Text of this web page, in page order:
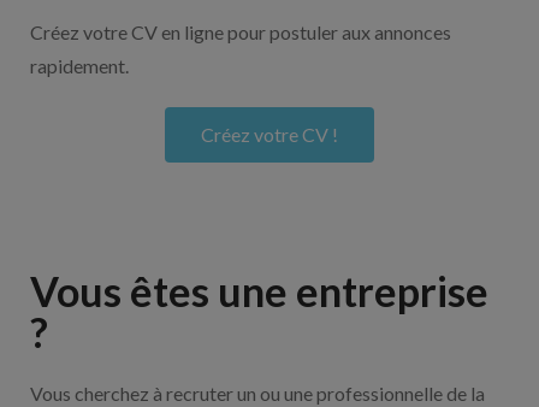
Créez votre CV en ligne pour postuler aux annonces
rapidement.
Créez votre CV !
Vous êtes une entreprise
?
Vous cherchez à recruter un ou une professionnelle de la